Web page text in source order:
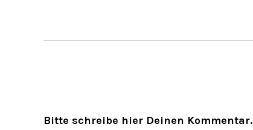
Bitte schreibe hier Deinen Kommentar.